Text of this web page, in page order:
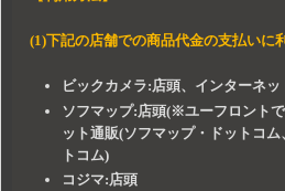
(1)下記の店舗での商品代金の支払いに
ビックカメラ:店頭、インターネ
ソフマップ:店頭(※ユーフロント
ット通販(ソフマップ・ドットコ
トコム)
コジマ:店頭